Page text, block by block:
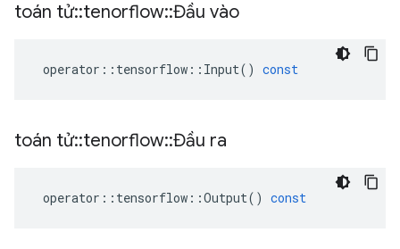
toán tử::tenorflow::Đầu vào
operator :: tensorflow :: Input() const
toán tử::tenorflow::Đầu ra
operator :: tensorflow ::Output() const